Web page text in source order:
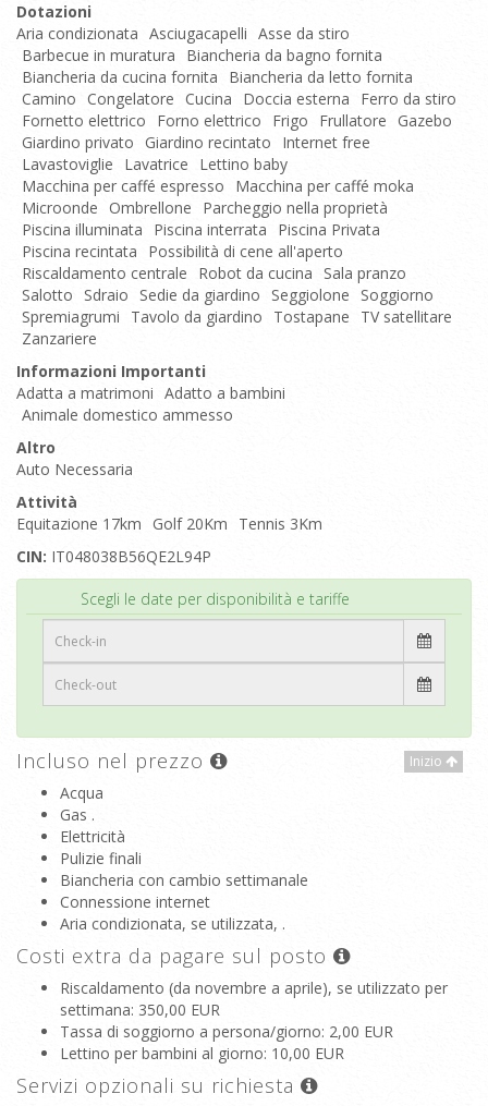
Dotazioni
Aria condizionata Asciugacapelli Asse da stiro
Barbecue in muratura
Biancheria da bagno fornita
Biancheria da cucina fornita
Biancheria da letto fornita
Camino Congelatore Cucina Doccia esterna
Ferro da stiro
Fornetto elettrico
Forno elettrico Frigo Frullatore
Gazebo
Giardino privato
Giardino recintato
Internet free
Lavastoviglie
Lavatrice
Lettino baby
Macchina per caffé espresso
Macchina per caffé moka
Microonde
Ombrellone
Parcheggio nella proprietà
Piscina illuminata
Piscina interrata
Piscina Privata
Piscina recintata
Possibilità di cene all'aperto
Riscaldamento centrale
Robot da cucina
Sala pranzo
Salotto Sdraio Sedie da giardino Seggiolone
Soggiorno
Spremiagrumi
Tavolo da giardino Tostapane
TV satellitare
Zanzariere
Informazioni Importanti
Adatta a matrimoni Adatto a bambini
Animale domestico ammesso
Altro
Auto Necessaria
Attività
Equitazione 17km
Golf 20Km
Tennis 3Km
CIN: IT048038B56QE2L94P
Scegli le date per disponibilità e tariffe
Inizio
Incluso nel prezzo
Acqua
Gas .
Elettricità
Pulizie finali
Biancheria con cambio settimanale
Connessione internet
Aria condizionata, se utilizzata, .
Costi extra da pagare sul posto
Riscaldamento (da novembre a aprile), se utilizzato per
settimana: 350,00 EUR
Tassa di soggiorno a persona/giorno: 2,00 EUR
Lettino per bambini al giorno: 10,00 EUR
Servizi opzionali su richiesta